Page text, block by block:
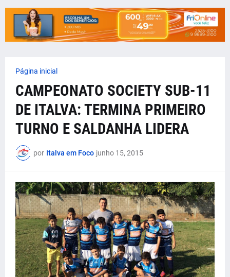
Página inicial
CAMPEONATO SOCIETY SUB-11
DE ITALVA: TERMINA PRIMEIRO
TURNO E SALDANHA LIDERA
por Italva em Foco junho 15, 2015